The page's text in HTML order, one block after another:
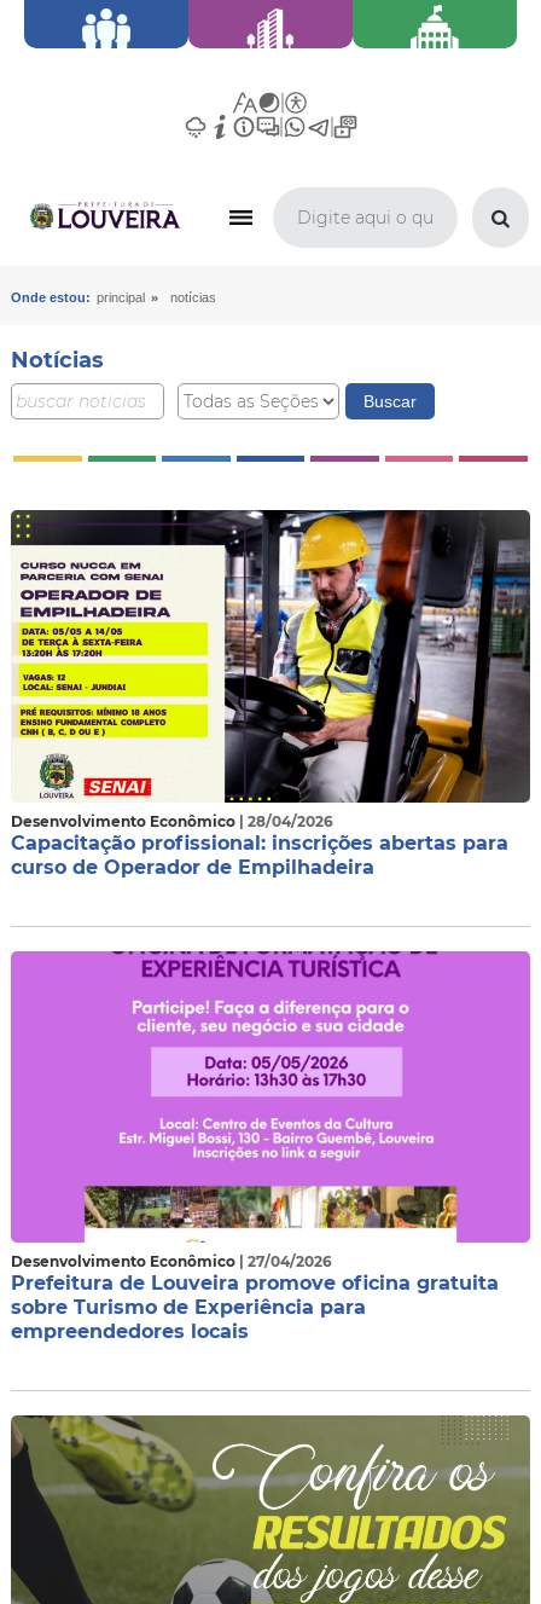
Onde estou: principal » notícias
Notícias
Desenvolvimento Econômico | 28/04/2026
Capacitação profissional: inscrições abertas para
curso de Operador de Empilhadeira
Desenvolvimento Econômico | 27/04/2026
Prefeitura de Louveira promove oficina gratuita
sobre Turismo de Experiência para
empreendedores locais